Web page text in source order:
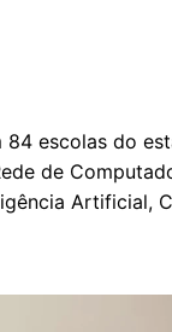
escolas do
de
Artificial,